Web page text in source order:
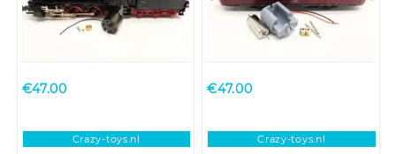
€47.00
Crazy-toys.nl
€47.00
Crazy-toys.nl